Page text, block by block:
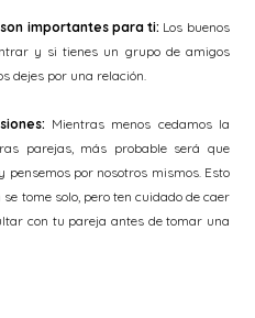
importantes para ti: Los buenos
y si tienes un grupo de amigos
dejes por una relación.
Mientras menos cedamos la
parejas, más probable será que
pensemos por nosotros mismos. Esto
tome solo, pero ten cuidado de caer
con tu pareja antes de tomar una